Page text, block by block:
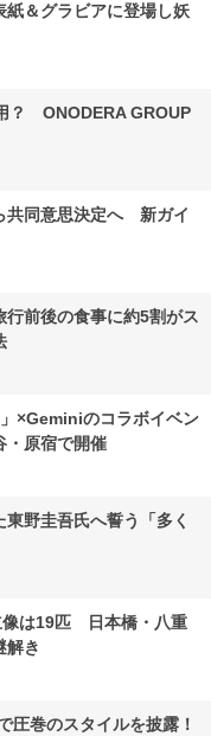
＆グラビアに登場し妖
？ ONODERA GROUP
共同意思決定へ 新ガイ
行前後の食事に約5割がス
×Geminiのコラボイベン
・原宿で開催
野圭吾氏へ誓う「多く
像は19匹 日本橋・八重
解き
圧巻のスタイルを披露！